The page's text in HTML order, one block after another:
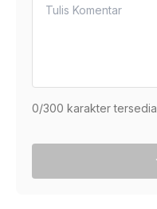
0/300 karakter tersedia